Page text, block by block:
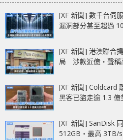
[XF 新聞] 數千台伺
漏洞部分甚至超過
[XF 新聞] 港澳聯合
局 涉款近億‧聲稱
[XF 新聞] Coldcard
黑客已盜走逾 1.3 億
[XF 新聞] SanDisk
512GB‧最高 3TB/